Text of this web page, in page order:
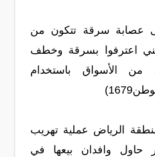
عصابة سرقة تتكون من
اعترفوا بسرقة وخطف
من الأسواق باستخدام
الرياض عملية تهريب
حاول وافدان بيعها في